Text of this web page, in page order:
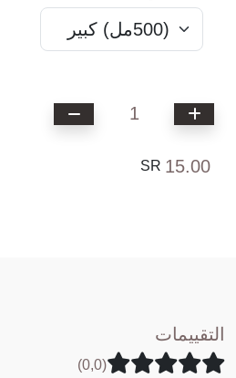
1
15.00
SR
التقييمات
(0,0)